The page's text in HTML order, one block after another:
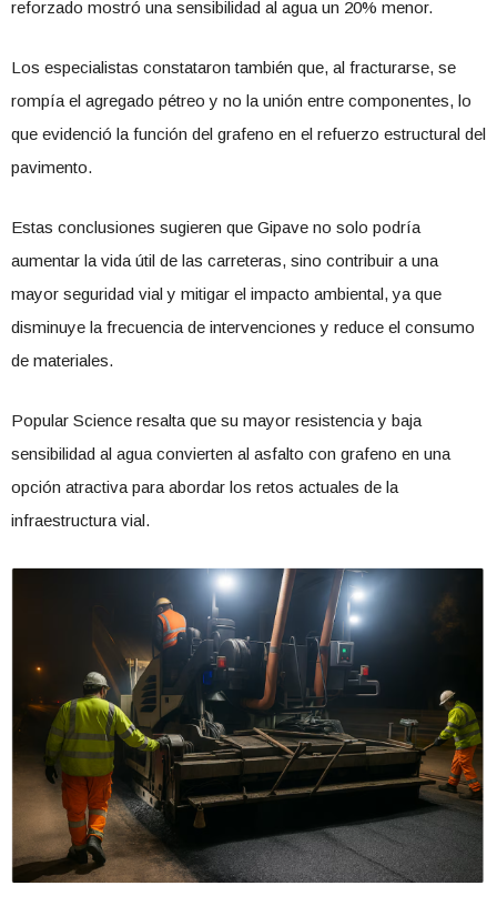
reforzado mostró una sensibilidad al agua un 20% menor.
Los especialistas constataron también que, al fracturarse, se
rompía el agregado pétreo y no la unión entre componentes, lo
que evidenció la función del grafeno en el refuerzo estructural del
pavimento.
Estas conclusiones sugieren que Gipave no solo podría
aumentar la vida útil de las carreteras, sino contribuir a una
mayor seguridad vial y mitigar el impacto ambiental, ya que
disminuye la frecuencia de intervenciones y reduce el consumo
de materiales.
Popular Science resalta que su mayor resistencia y baja
sensibilidad al agua convierten al asfalto con grafeno en una
opción atractiva para abordar los retos actuales de la
infraestructura vial.